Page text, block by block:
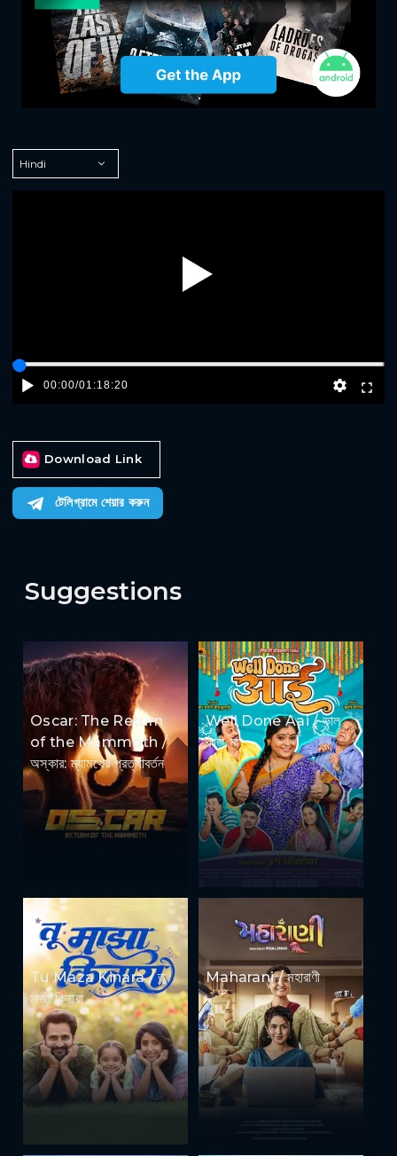
00:00/01:18:20
Download Link
টেলিগ্রামে শেয়ার করুন
Suggestions
Oscar: The Return
of the Mammoth /
অস্কার: ম্যামথের প্রত্যাবর্তন
Well Done Aai / ভাল
কাজ মা
Tu Maza Kinara / তু
মাজা কিনারা
Maharani / মহারাণী